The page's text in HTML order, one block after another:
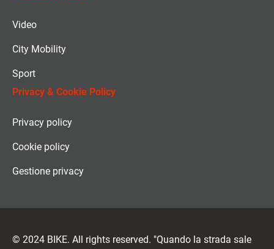
Video
City Mobility
Sport
Privacy & Cookie Policy
Privacy policy
Cookie policy
Gestione privacy
© 2024 BIKE. All rights reserved. "Quando la strada sale